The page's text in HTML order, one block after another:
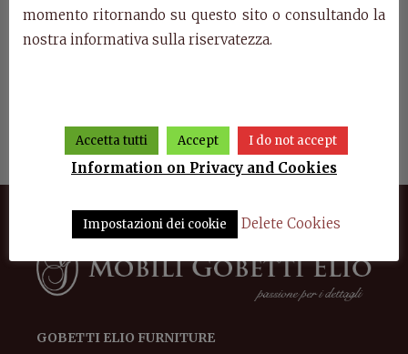
doors Edera
GOBETTI ELIO FURNITURE
momento ritornando su questo sito o consultando la
nostra informativa sulla riservatezza.
Accetta tutti Accept I do not accept
Information on Privacy and Cookies
Impostazioni dei cookie Delete Cookies